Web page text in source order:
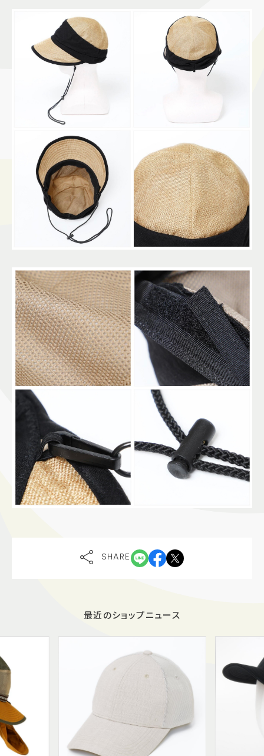
SHARE
最近のショップニュース